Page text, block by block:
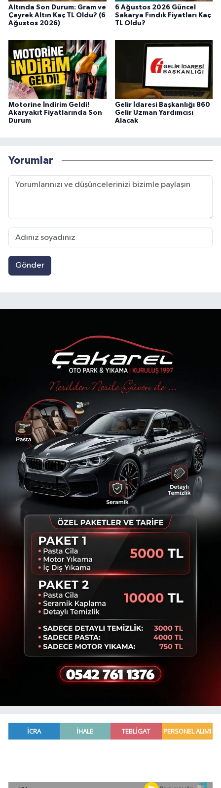
Altında Son Durum: Gram ve
Çeyrek Altın Kaç TL Oldu? (6
Ağustos 2026)
6 Ağustos 2026 Güncel
Sakarya Fındık Fiyatları Kaç
TL Oldu?
Motorine İndirim Geldi!
Akaryakıt Fiyatlarında Son
Durum
Gelir İdaresi Başkanlığı 860
Gelir Uzman Yardımcısı
Alacak
Yorumlar
Gönder